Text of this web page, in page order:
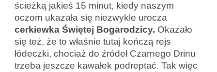
ścieżką jakieś 15 minut, kiedy naszym
oczom ukazała się niezwykle urocza
cerkiewka Świętej Bogarodzicy. Okazało
się też, że to właśnie tutaj kończą rejs
łódeczki, chociaż do źródeł Czarnego Drinu
trzeba jeszcze kawałek podreptać. Tak więc